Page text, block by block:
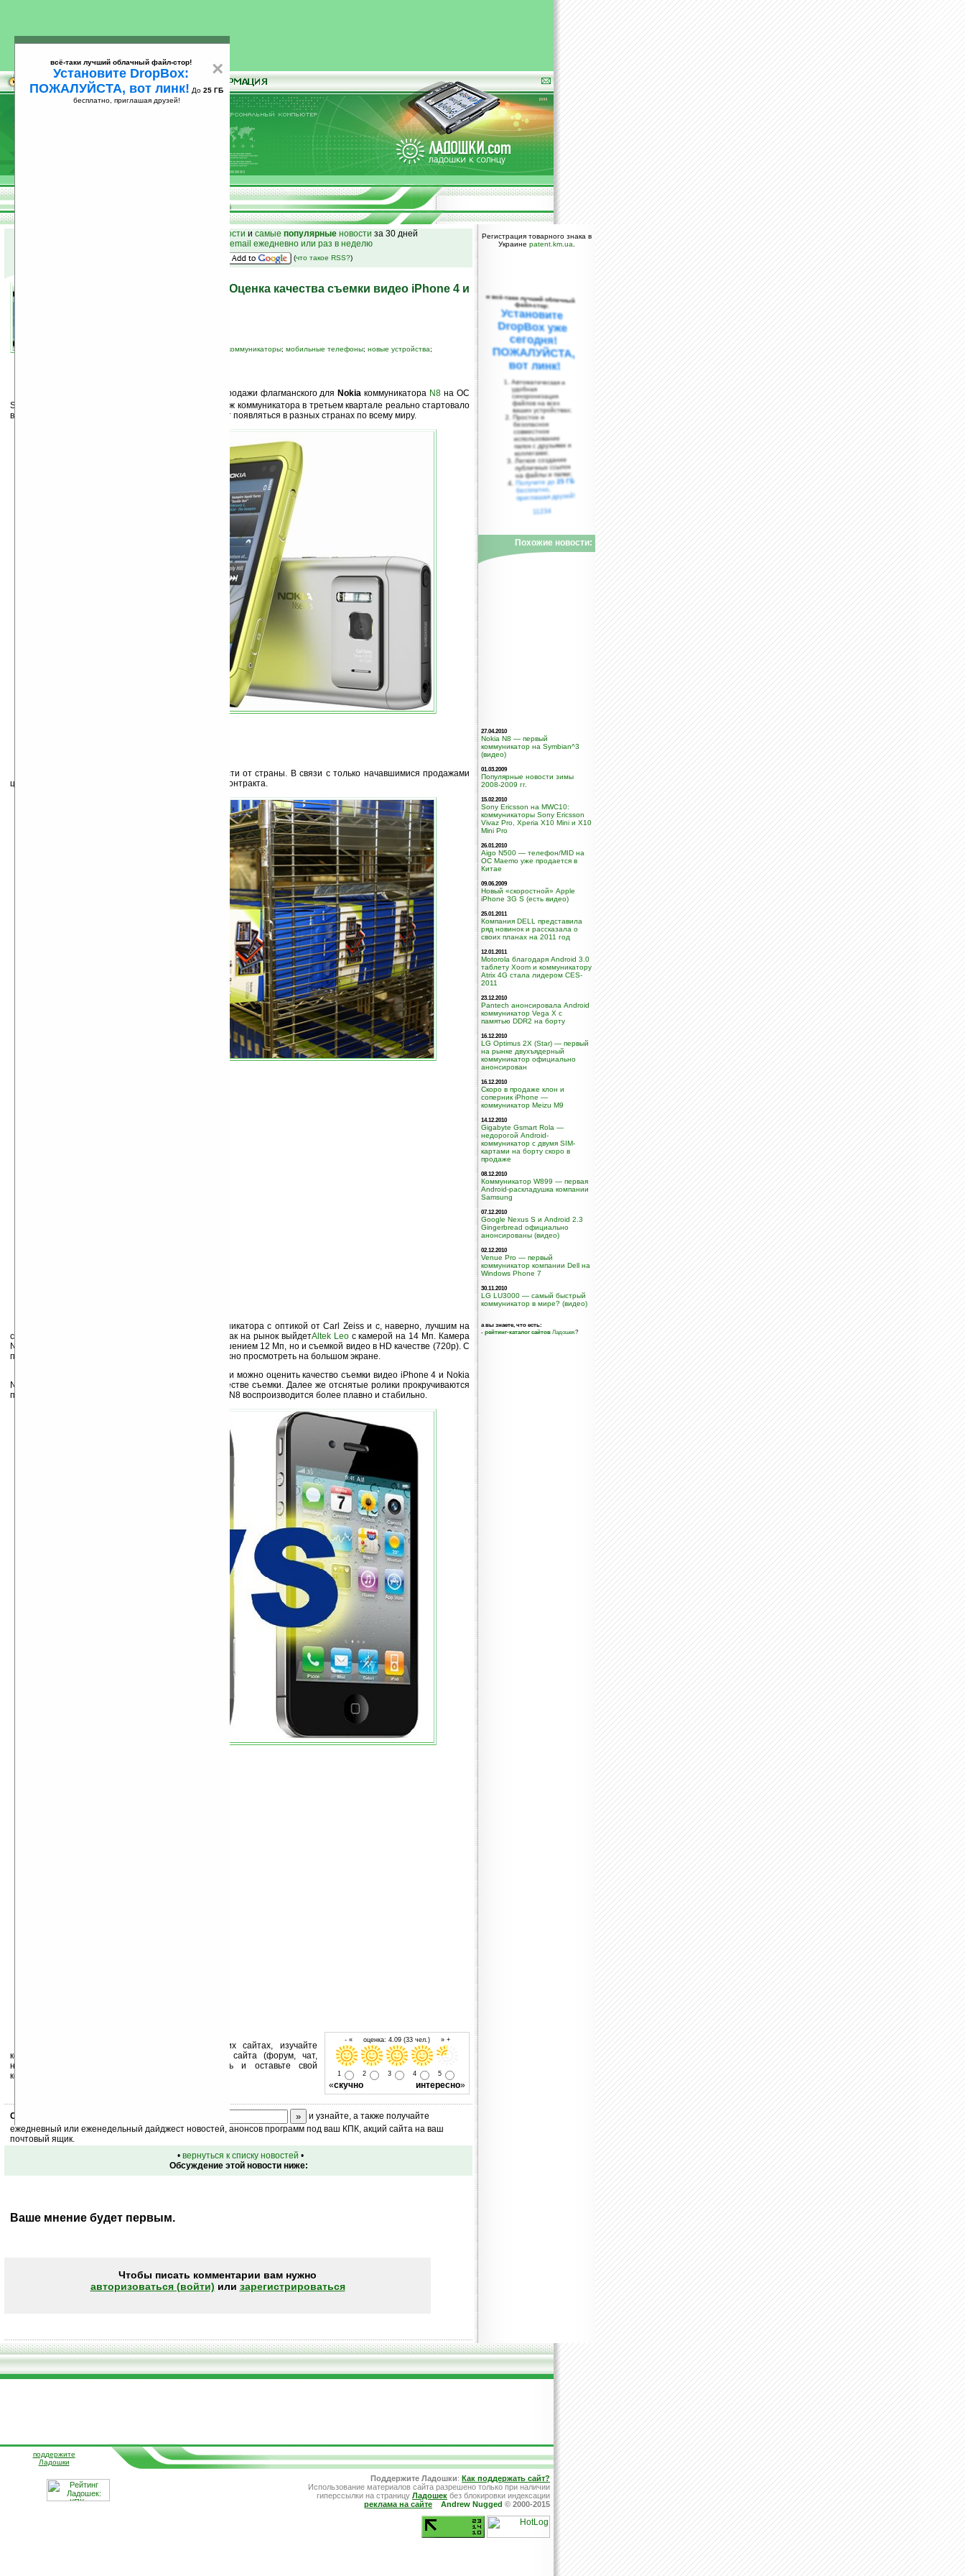
25
новости и самые популярные новости за 30 дней
на email ежедневно или раз в неделю
(что такое RSS?)
Начало продаж Nokia N8. Оценка качества съемки видео iPhone 4 и
коммуникаторы; мобильные телефоны; новые устройства;
вчерашнего дня официально стартовали продажи флагманского для Nokia коммуникатора N8 на ОС
Symbian^3. Таким образом обещанное начало продаж коммуникатора в третьем квартале реально стартовало
в четвертом. В последующие недели Nokia N8 начнёт появляться в разных странах по всему миру.
Цена на N8 будет варьироваться в зависимости от страны. В связи с только начавшимися продажами
цена коммуникатора будет не меньше 400 евро без контракта.
Особое внимание заслуживает камера коммуникатора с оптикой от Carl Zeiss и с, наверно, лучшим на
сегодня 12 Мп сенсором, по крайней мере до того, как на рынок выйдетAltek Leoс камерой на 14 Мп. Камера
N8 может похвастаться не только снимками с разрешением 12 Мп, но и съемкой видео в HD качестве (720р). С
помощью же HDMI выхода отснятое видео потом можно просмотреть на большом экране.
После просмотра видеоролика в конце новости можно оценить качество съемки видео iPhone 4 и Nokia
N8. В начале видео тяжело заметить разницу в качестве съемки. Далее же отснятые ролики прокручиваются
параллельно. После чего заметно, что видео с Nokia N8 воспроизводится более плавно и стабильно.
- « оценка: 4.09 (33 чел.) » +
1 2 3 4 5
«скучно интересно»
Устанавливайте линк на Ладошки на своих сайтах, изучайте
коммерческую информацию, посещайте разделы сайта (форум, чат,
новости, файлы, прочие). Оцените эту новость и оставьте свой
комментарий
Скоро
и узнайте, а также получайте
ежедневный или еженедельный дайджест новостей, анонсов программ под ваш КПК, акций сайта на ваш
почтовый ящик.
• вернуться к списку новостей •
Обсуждение этой новости ниже:
Ваше мнение будет первым.
Чтобы писать комментарии вам нужно
авторизоваться (войти) или зарегистрироваться
Регистрация товарного знака в
Украине patent.km.ua
×
всё-таки лучший облачный файл-стор!
Установите DropBox:
ПОЖАЛУЙСТА, вот линк! До 25 ГБ
бесплатно, приглашая друзей!
и всё-таки лучший облачный
файл-стор:
Установите
DropBox уже
сегодня!
ПОЖАЛУЙСТА,
вот линк!
Автоматическая и
удобная
синхронизация
файлов на всех
ваших устройствах;
Простое и
безопасное
совместное
использование
папок с друзьями и
коллегами;
Легкое создание
публичных ссылок
на файлы и папки;
Получите до25 ГБ
бесплатно,
приглашая друзей!
11234
Похожие новости:
27.04.2010
Nokia N8 — первый
коммуникатор на Symbian^3
(видео)
01.03.2009
Популярные новости зимы
2008-2009 гг.
15.02.2010
Sony Ericsson на MWC10:
коммуникаторы Sony Ericsson
Vivaz Pro, Xperia X10 Mini и X10
Mini Pro
26.01.2010
Aigo N500 — телефон/MID на
ОС Maemo уже продается в
Китае
09.06.2009
Новый «скоростной» Apple
iPhone 3G S (есть видео)
25.01.2011
Компания DELL представила
ряд новинок и рассказала о
своих планах на 2011 год
12.01.2011
Motorola благодаря Android 3.0
таблету Xoom и коммуникатору
Atrix 4G стала лидером CES-
2011
23.12.2010
Pantech анонсировала Android
коммуникатор Vega X с
памятью DDR2 на борту
16.12.2010
LG Optimus 2X (Star) — первый
на рынке двухъядерный
коммуникатор официально
анонсирован
16.12.2010
Скоро в продаже клон и
соперник iPhone —
коммуникатор Meizu M9
14.12.2010
Gigabyte Gsmart Rola —
недорогой Android-
коммуникатор с двумя SIM-
картами на борту скоро в
продаже
08.12.2010
Коммуникатор W899 — первая
Android-раскладушка компании
Samsung
07.12.2010
Google Nexus S и Android 2.3
Gingerbread официально
анонсированы (видео)
02.12.2010
Venue Pro — первый
коммуникатор компании Dell на
Windows Phone 7
30.11.2010
LG LU3000 — самый быстрый
коммуникатор в мире? (видео)
а вы знаете, что есть:
- рейтинг-каталог сайтов Ладошек?
поддержите
Ладошки
Поддержите Ладошки: Как поддержать сайт?
Использование материалов сайта разрешено только при наличии
гиперссылки на страницу Ладошек без блокировки индексации
реклама на сайте
Andrew Nugged © 2000-2015